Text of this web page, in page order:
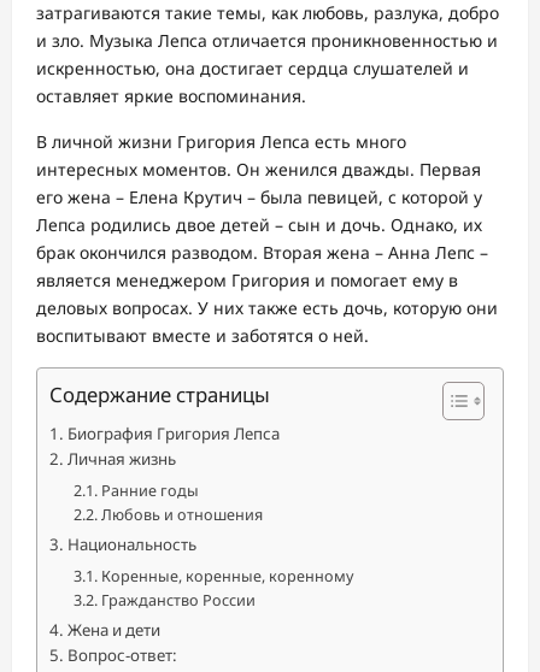
затрагиваются такие темы, как любовь, разлука, добро
и зло. Музыка Лепса отличается проникновенностью и
искренностью, она достигает сердца слушателей и
оставляет яркие воспоминания.
В личной жизни Григория Лепса есть много
интересных моментов. Он женился дважды. Первая
его жена – Елена Крутич – была певицей, с которой у
Лепса родились двое детей – сын и дочь. Однако, их
брак окончился разводом. Вторая жена – Анна Лепс –
является менеджером Григория и помогает ему в
деловых вопросах. У них также есть дочь, которую они
воспитывают вместе и заботятся о ней.
Содержание страницы
Биография Григория Лепса
Личная жизнь
Ранние годы
Любовь и отношения
Национальность
Коренные, коренные, коренному
Гражданство России
Жена и дети
Вопрос-ответ: